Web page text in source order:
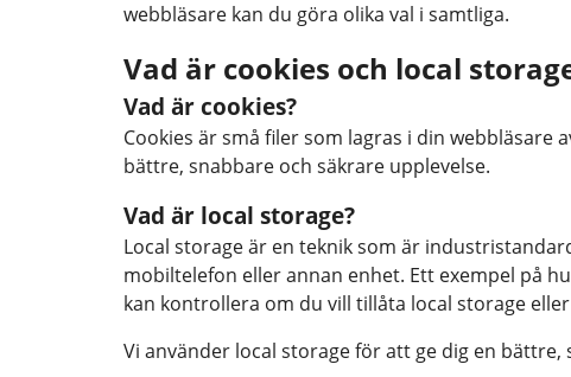
webbläsare kan du göra olika val i samtliga.
Vad är cookies och local
Vad är cookies?
Cookies är små filer som lagras i din webbläsare
bättre, snabbare och säkrare upplevelse.
Vad är local storage?
Local storage är en teknik som är
mobiltelefon eller annan enhet. Ett exempel på
kan kontrollera om du vill tillåta local storage
Vi använder local storage för att ge dig en bättre,